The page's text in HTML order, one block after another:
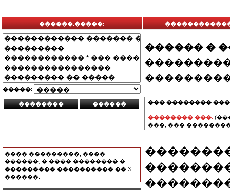
������.�����:
�����:
���� ���������, ����
������, � ���� �������� �
��������� ���������� �� 3
������.
������ �
��� ��������
�������� ���.
���, ���